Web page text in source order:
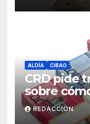
ALDÍA CIBAO
CRD pide
sobre
dinero del
Salud
REDACCION